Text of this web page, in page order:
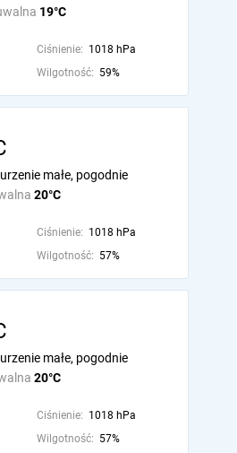
19°C
Ciśnienie: 1018 hPa
Wilgotność: 59%
20°C
małe, pogodnie
Ciśnienie: 1018 hPa
Wilgotność: 57%
20°C
małe, pogodnie
Ciśnienie: 1018 hPa
Wilgotność: 57%